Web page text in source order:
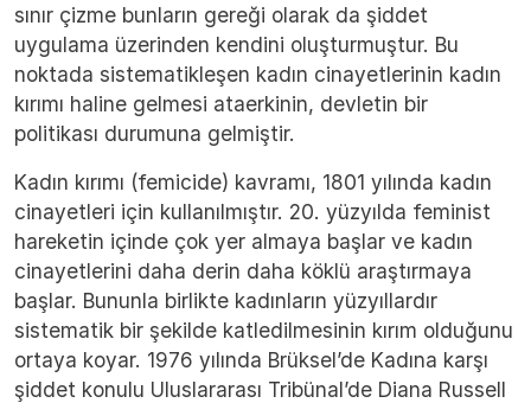
sınır çizme bunların gereği olarak da şiddet
uygulama üzerinden kendini oluşturmuştur. Bu
noktada sistematikleşen kadın cinayetlerinin kadın
kırımı haline gelmesi ataerkinin, devletin bir
politikası durumuna gelmiştir.
Kadın kırımı (femicide) kavramı, 1801 yılında kadın
cinayetleri için kullanılmıştır. 20. yüzyılda feminist
hareketin içinde çok yer almaya başlar ve kadın
cinayetlerini daha derin daha köklü araştırmaya
başlar. Bununla birlikte kadınların yüzyıllardır
sistematik bir şekilde katledilmesinin kırım olduğunu
ortaya koyar. 1976 yılında Brüksel’de Kadına karşı
şiddet konulu Uluslararası Tribünal’de Diana Russell